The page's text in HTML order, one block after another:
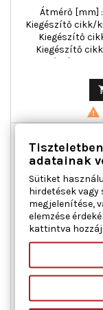
Átmérő [mm]
Kiegészítő cikk/
Kiegészítő
Kiegészítő
Kiegészítő

AISIN
adatainak
Sütiket
hirdetések
megjelenítése,
elemzése
kattintva